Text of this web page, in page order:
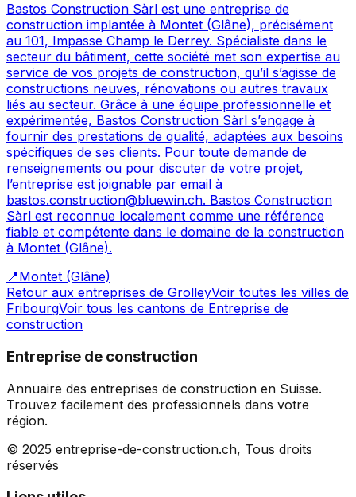
Bastos Construction Sàrl est une entreprise de
construction implantée à Montet (Glâne), précisément
au 101, Impasse Champ le Derrey. Spécialiste dans le
secteur du bâtiment, cette société met son expertise au
service de vos projets de construction, qu’il s’agisse de
constructions neuves, rénovations ou autres travaux
liés au secteur. Grâce à une équipe professionnelle et
expérimentée, Bastos Construction Sàrl s’engage à
fournir des prestations de qualité, adaptées aux besoins
spécifiques de ses clients. Pour toute demande de
renseignements ou pour discuter de votre projet,
l’entreprise est joignable par email à
bastos.construction@bluewin.ch. Bastos Construction
Sàrl est reconnue localement comme une référence
fiable et compétente dans le domaine de la construction
à Montet (Glâne).
📍Montet (Glâne)
Retour aux entreprises de GrolleyVoir toutes les villes de
FribourgVoir tous les cantons de Entreprise de
construction
Entreprise de construction
Annuaire des entreprises de construction en Suisse.
Trouvez facilement des professionnels dans votre
région.
© 2025 entreprise-de-construction.ch, Tous droits
réservés